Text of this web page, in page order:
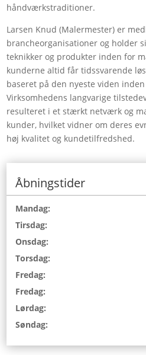
håndværkstraditioner.
Larsen Knud (Malermester) er
brancheorganisationer og holder
teknikker og produkter inden for
kunderne altid får tidssvarende
baseret på den nyeste viden
Virksomhedens langvarige
resulteret i et stærkt netværk og
kunder, hvilket vidner om deres
høj kvalitet og kundetilfredshed.
Åbningstider
Mandag:
Tirsdag:
Onsdag:
Torsdag:
Fredag:
Fredag:
Lørdag:
Søndag: